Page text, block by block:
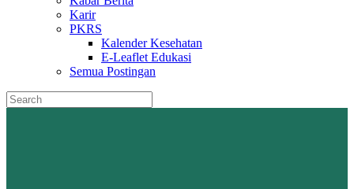
Karir
PKRS
Kalender Kesehatan
E-Leaflet Edukasi
Semua Postingan